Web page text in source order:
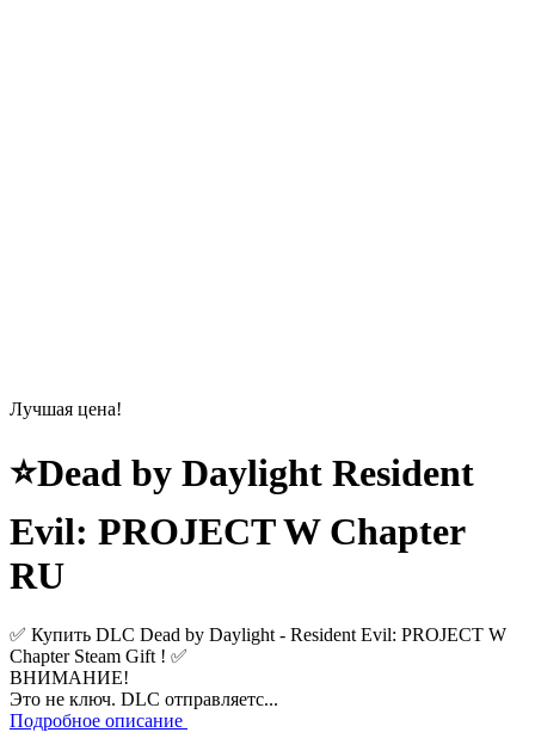
Лучшая цена!
⭐️Dead by Daylight Resident
Evil: PROJECT W Chapter
RU
✅ Купить DLC Dead by Daylight - Resident Evil: PROJECT W
Chapter Steam Gift ! ✅
ВНИМАНИЕ!
Это не ключ. DLC отправляетс...
Подробное описание